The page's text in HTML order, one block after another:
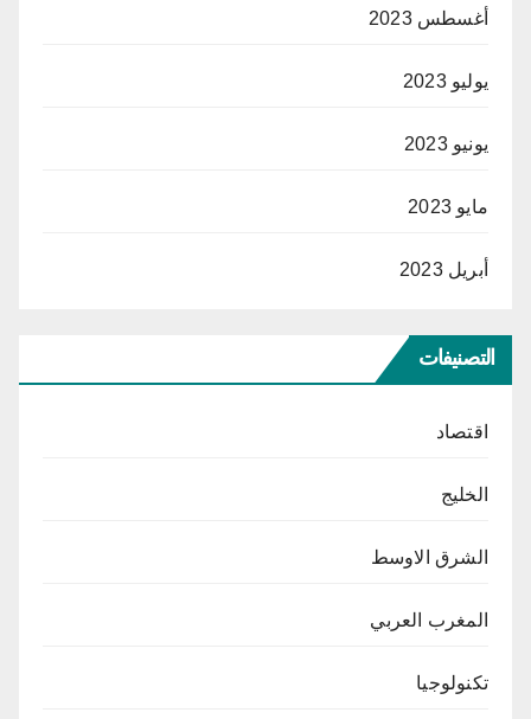
أغسطس 2023
يوليو 2023
يونيو 2023
مايو 2023
أبريل 2023
التصنيفات
اقتصاد
الخليج
الشرق الاوسط
المغرب العربي
تكنولوجيا